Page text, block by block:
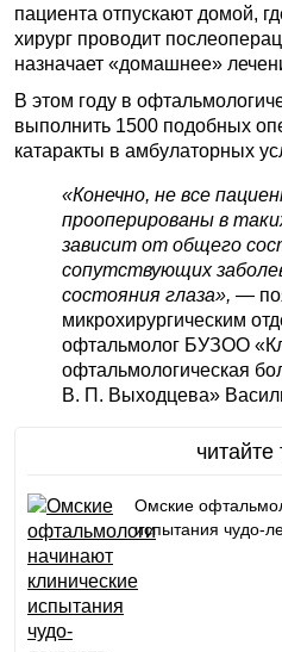
пациента отпускают домой,
хирург проводит
назначает «домашнее»
В этом году в
выполнить 1500 подобных
катаракты в амбулаторных
«Конечно, не все
прооперированы в
зависит от общего
сопутствующих
состояния глаза», —
микрохирургическим
офтальмолог БУЗОО
офтальмологическая
В. П. Выходцева»
читайте
Омские
испытания чудо-